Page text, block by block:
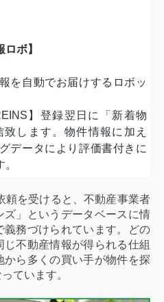
ボ】
を自動でお届けするロボッ
】登録翌日に「新着物
します。物件情報に加え
データにより評価書付きに
を受けると、不動産事業者
」というデータベースに情
務づけられています。どの
不動産情報が得られる仕組
ら多くの買い手が物件を探
ています。